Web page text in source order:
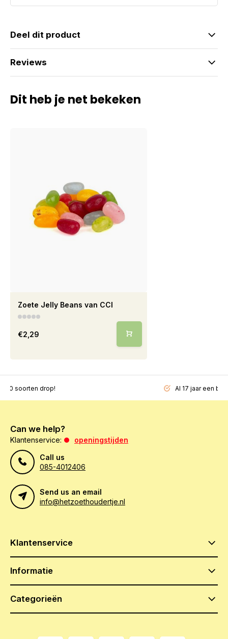
Deel dit product
Reviews
Dit heb je net bekeken
Zoete Jelly Beans van CCI
€2,29
soorten drop! Al 17 jaar een
Can we help?
Klantenservice:
openingstijden
Call us
085-4012406
Send us an email
info@hetzoethoudertje.nl
Klantenservice
Informatie
Categorieën